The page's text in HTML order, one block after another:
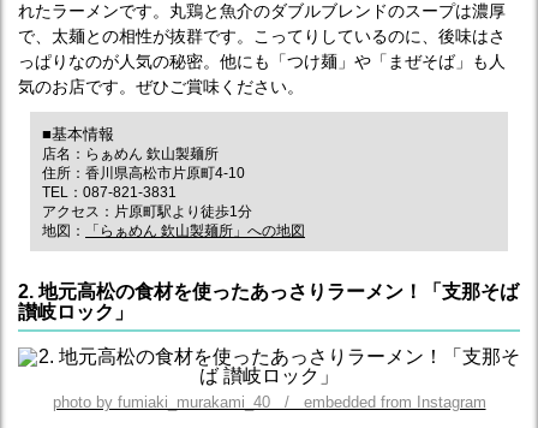
れたラーメンです。丸鶏と魚介のダブルブレンドのスープは濃厚
で、太麺との相性が抜群です。こってりしているのに、後味はさ
っぱりなのが人気の秘密。他にも「つけ麺」や「まぜそば」も人
気のお店です。ぜひご賞味ください。
■基本情報
店名：らぁめん 欽山製麺所
住所：香川県高松市片原町4-10
TEL：087-821-3831
アクセス：片原町駅より徒歩1分
地図：
「らぁめん 欽山製麺所」への地図
2. 地元高松の食材を使ったあっさりラーメン！「支那そば
讃岐ロック」
photo by fumiaki_murakami_40 / embedded from Instagram